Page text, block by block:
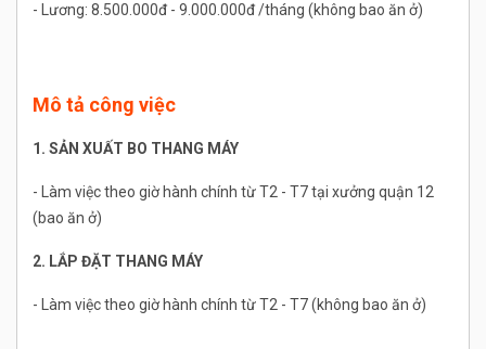
- Lương: 8.500.000đ - 9.000.000đ /tháng (không bao ăn ở)
Mô tả công việc
1. SẢN XUẤT BO THANG MÁY
- Làm việc theo giờ hành chính từ T2 - T7 tại xưởng quận 12
(bao ăn ở)
2. LẮP ĐẶT THANG MÁY
- Làm việc theo giờ hành chính từ T2 - T7 (không bao ăn ở)